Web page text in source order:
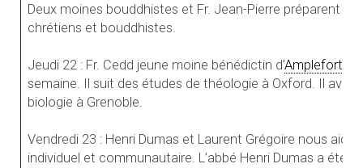
Deux moines bouddhistes et Fr. Jean-Pierre préparent à
chrétiens et bouddhistes.
Jeudi 22 : Fr. Cedd jeune moine bénédictin d’Ampleforth
semaine. Il suit des études de théologie à Oxford. Il
biologie à Grenoble.
Vendredi 23 : Henri Dumas et Laurent Grégoire nous
individuel et communautaire. L’abbé Henri Dumas a été